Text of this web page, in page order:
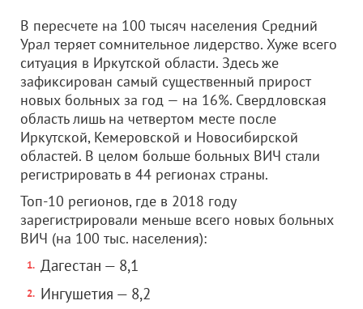
В пересчете на 100 тысяч населения Средний
Урал теряет сомнительное лидерство. Хуже всего
ситуация в Иркутской области. Здесь же
зафиксирован самый существенный прирост
новых больных за год — на 16%. Свердловская
область лишь на четвертом месте после
Иркутской, Кемеровской и Новосибирской
областей. В целом больше больных ВИЧ стали
регистрировать в 44 регионах страны.
Топ-10 регионов, где в 2018 году
зарегистрировали меньше всего новых больных
ВИЧ (на 100 тыс. населения):
Дагестан — 8,1
Ингушетия — 8,2